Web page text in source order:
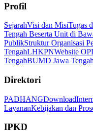
Profil
SejarahVisi dan MisiTugas
Tengah Beserta Unit di
PublikStruktur Organisasi
TengahLHKPNWebsite
TengahBUMD Jawa Tengah
Direktori
PADHANGDownload
LayananKebijakan dan
IPKD